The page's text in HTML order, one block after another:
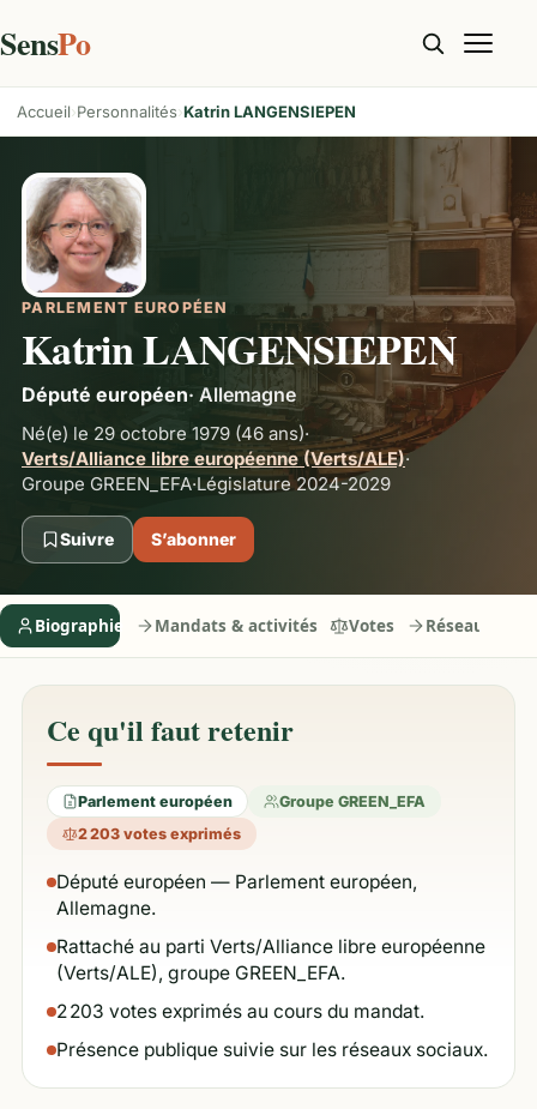
SensPo
Accueil Personnalités Katrin LANGENSIEPEN
PARLEMENT EUROPÉEN
Katrin LANGENSIEPEN
Député européen· Allemagne
Né(e) le 29 octobre 1979 (46 ans)·
Verts/Alliance libre européenne (Verts/ALE)·
Groupe GREEN_EFA·Législature 2024-2029
Suivre S’abonner
Biographie Mandats & activités Votes Réseaux
Ce qu'il faut retenir
Parlement européen
Groupe GREEN_EFA
2 203 votes exprimés
Député européen — Parlement européen,
Allemagne.
Rattaché au parti Verts/Alliance libre européenne
(Verts/ALE), groupe GREEN_EFA.
2 203 votes exprimés au cours du mandat.
Présence publique suivie sur les réseaux sociaux.